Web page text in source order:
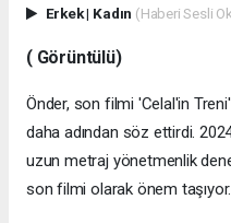
Erkek| Kadın (Haberi Sesli
( Görüntülü)
Önder, son filmi 'Celal'in
daha adından söz ettirdi.
uzun metraj yönetmenlik
son filmi olarak önem taşıyor.